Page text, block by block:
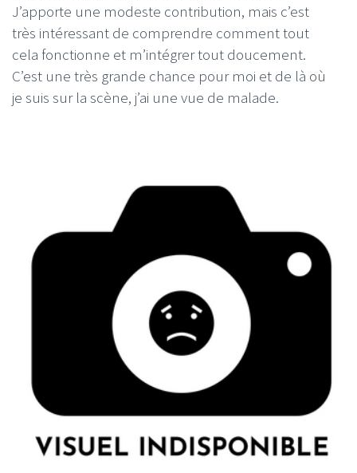
J’apporte une modeste contribution, mais c’est
très intéressant de comprendre comment tout
cela fonctionne et m’intégrer tout doucement.
C’est une très grande chance pour moi et de là où
je suis sur la scène, j’ai une vue de malade.